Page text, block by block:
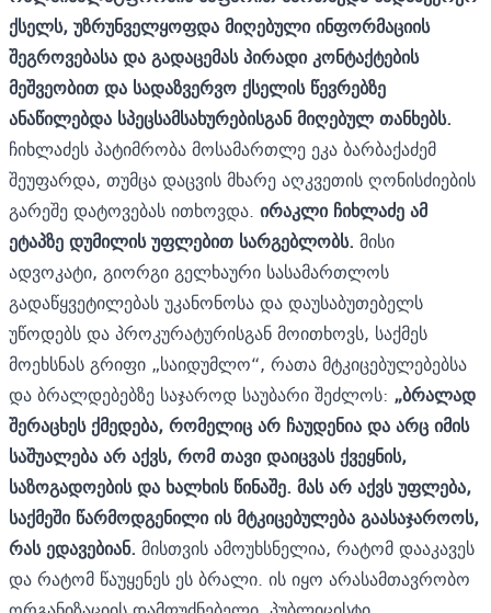
ქსელს, უზრუნველყოფდა მიღებული ინფორმაციის
შეგროვებასა და გადაცემას პირადი კონტაქტების
მეშვეობით და სადაზვერვო ქსელის წევრებზე
ანაწილებდა სპეცსამსახურებისგან მიღებულ თანხებს.
ჩიხლაძეს პატიმრობა მოსამართლე ეკა ბარბაქაძემ
შეუფარდა, თუმცა დაცვის მხარე აღკვეთის ღონისძიების
გარეშე დატოვებას ითხოვდა. ირაკლი ჩიხლაძე ამ
ეტაპზე დუმილის უფლებით სარგებლობს. მისი
ადვოკატი, გიორგი გელხაური სასამართლოს
გადაწყვეტილებას უკანონოსა და დაუსაბუთებელს
უწოდებს და პროკურატურისგან მოითხოვს, საქმეს
მოეხსნას გრიფი „საიდუმლო“, რათა მტკიცებულებებსა
და ბრალდებებზე საჯაროდ საუბარი შეძლოს: „ბრალად
შერაცხეს ქმედება, რომელიც არ ჩაუდენია და არც იმის
საშუალება არ აქვს, რომ თავი დაიცვას ქვეყნის,
საზოგადოების და ხალხის წინაშე. მას არ აქვს უფლება,
საქმეში წარმოდგენილი ის მტკიცებულება გაასაჯაროოს,
რას ედავებიან. მისთვის ამოუხსნელია, რატომ დააკავეს
და რატომ წაუყენეს ეს ბრალი. ის იყო არასამთავრობო